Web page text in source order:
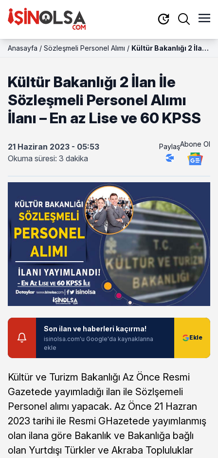
Anasayfa / Sözleşmeli Personel Alımı / Kültür Bakanlığı 2 İlan
En az Lise ve 60 KPSS
Kültür Bakanlığı 2 İlan İle
Sözleşmeli Personel Alımı
İlanı – En az Lise ve 60 KPSS
21 Haziran 2023 - 05:53
Okuma süresi: 3 dakika
PaylaşAbone Ol
Son ilan ve haberleri kaçırma!
isinolsa.com'u Google'da kaynaklarına
ekle
Kültür ve Turizm Bakanlığı Az Önce Resmi
Gazetede yayımladığı ilan ile Sözlşemeli
Personel alımı yapacak. Az Önce 21 Hazran
2023 tarihi ile Resmi GHazetede yayımlanmış
olan ilana göre Bakanlık ve Bakanlığa bağlı
olan Yurtdışı Türkler ve Akraba Topluluklar